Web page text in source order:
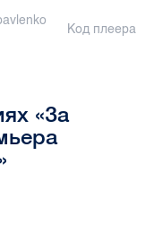
Код плеера
«За